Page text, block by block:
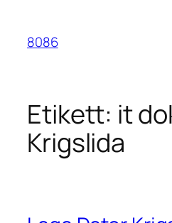
innehåll
8086
Etikett: it
Krigslida